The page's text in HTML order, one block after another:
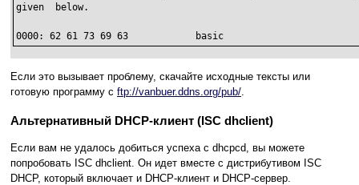
given  below.
0000: 62 61 73 69 63            basic
Если это вызывает проблему, скачайте исходные тексты или
готовую программу c ftp://vanbuer.ddns.org/pub/
Альтернативный DHCP-клиент (ISC dhclient)
Если вам не удалось добиться успеха с dhcpcd, вы можете
попробовать ISC dhclient. Он идет вместе с дистрибутивом ISC
DHCP, который включает и DHCP-клиент и DHCP-сервер.